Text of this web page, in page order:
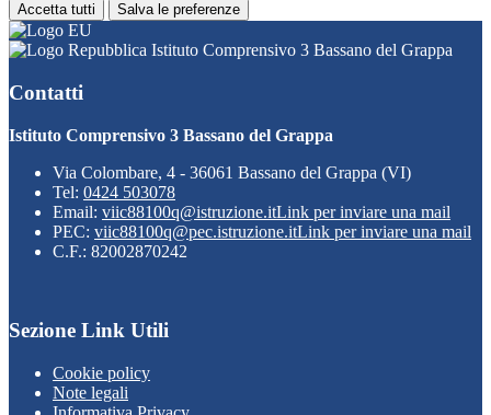
Accetta tutti Salva le preferenze
Istituto Comprensivo 3 Bassano del Grappa
Contatti
Istituto Comprensivo 3 Bassano del Grappa
Via Colombare, 4 - 36061 Bassano del Grappa (VI)
Tel: 0424 503078
Email: viic88100q@istruzione.itLink per inviare una mail
PEC: viic88100q@pec.istruzione.itLink per inviare una mail
C.F.: 82002870242
Sezione Link Utili
Cookie policy
Note legali